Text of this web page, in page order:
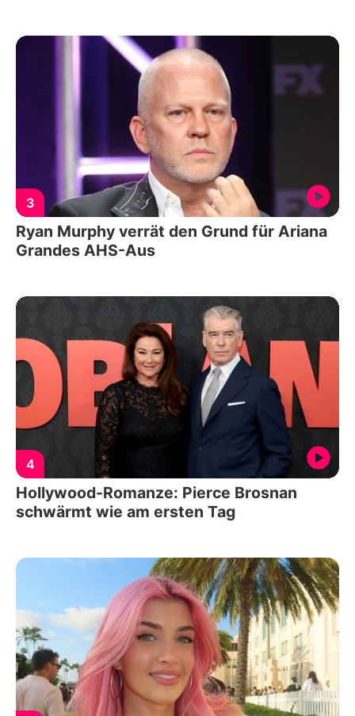
3
Ryan Murphy verrät den Grund für Ariana
Grandes AHS-Aus
4
Hollywood-Romanze: Pierce Brosnan
schwärmt wie am ersten Tag